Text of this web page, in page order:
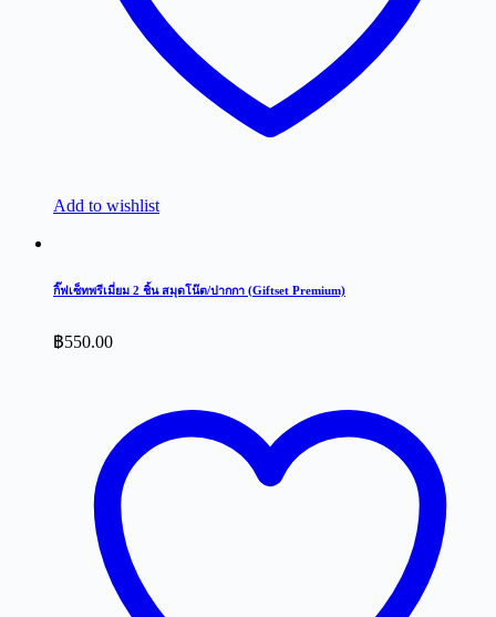
Add to wishlist
กิ๊ฟเซ็ทพรีเมี่ยม 2 ชิ้น สมุดโน๊ต/ปากกา (Giftset Premium)
฿550.00